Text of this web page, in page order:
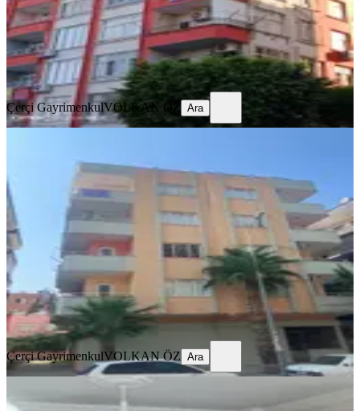
2.600.000 ₺
Çerçi GayrimenkulVOLKAN ÖZ
Ara
Çerçi GayrimenkulVOLKAN ÖZ Ara
Mah. Satılık Masrafsız Daire
Mersin, Tarsus
3+1·140 m²·4. Kat 04.08.2026
3.050.000 ₺
Çerçi GayrimenkulVOLKAN ÖZ
Ara
Çerçi GayrimenkulVOLKAN ÖZ Ara
İsabeyli Emlaktan Satılık 1+1